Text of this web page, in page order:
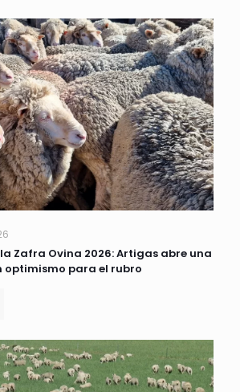
Zafra Ovina 2026: Artigas abre una
optimismo para el rubro